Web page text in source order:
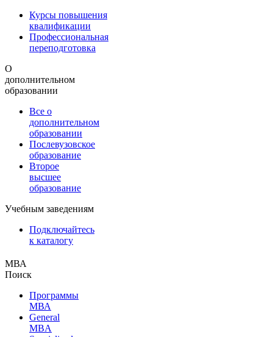
Курсы повышения
квалификации
Профессиональная
переподготовка
О
дополнительном
образовании
Все о
дополнительном
образовании
Послевузовское
образование
Второе
высшее
образование
Учебным заведениям
Подключайтесь
к каталогу
МВА
Поиск
Программы
МВА
General
MBA